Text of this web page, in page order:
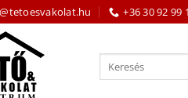
+36 30 92 99
Keresés